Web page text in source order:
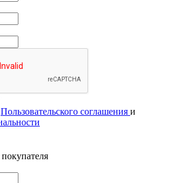
Пользовательского соглашения и